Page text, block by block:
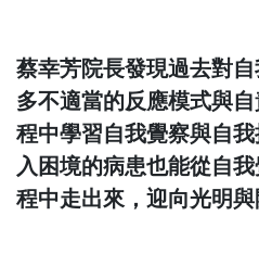
蔡幸芳院長發現過去對
多不適當的反應模式與
程中學習自我覺察與自
入困境的病患也能從自
程中走出來，迎向光明與